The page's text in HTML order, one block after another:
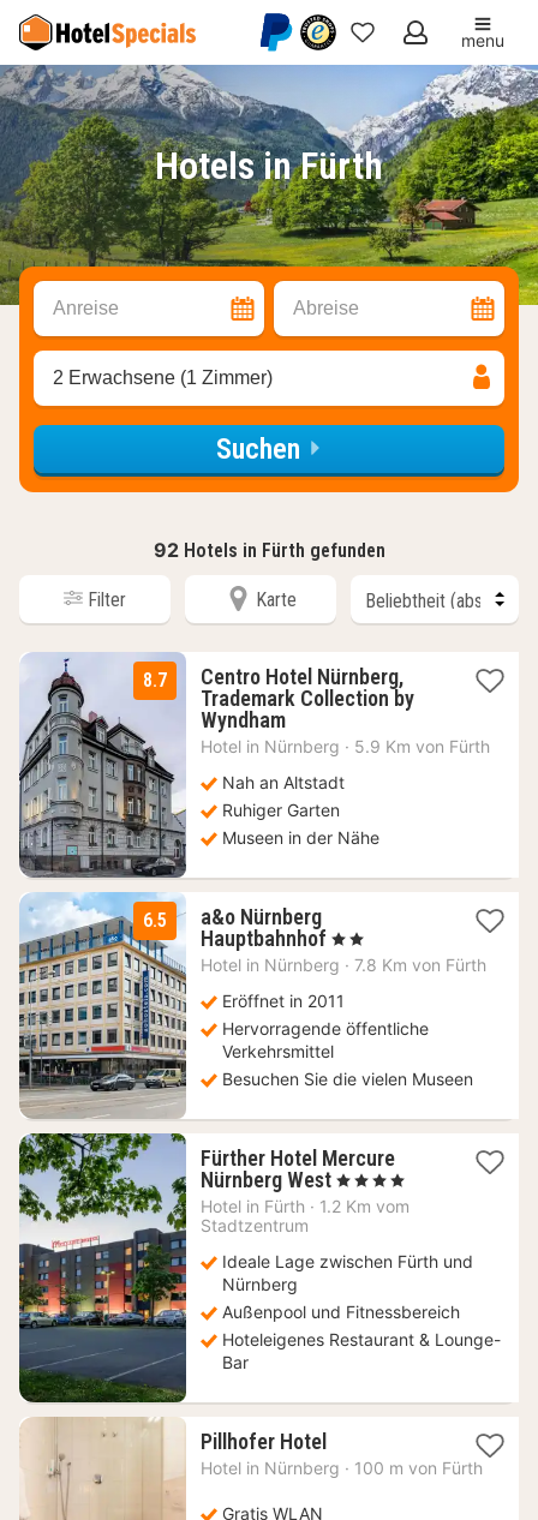
Meine
Favoriten
menu
Hotels in Fürth
Anreise Abreise
2 Erwachsene (1 Zimmer)
Suchen
92 Hotels in Fürth gefunden
Filter Karte
8.7
Centro Hotel Nürnberg,
Trademark Collection by
Wyndham1
Nacht
58,88
€
Hotel in Nürnberg · 5.9 Km von Fürth
Nah an Altstadt
Ruhiger Garten
Museen in der Nähe
6.5
a&o Nürnberg
Hauptbahnhof 2
Nächte
ab
82,09
€
, 2 Sterne
Hotel in Nürnberg · 7.8 Km von Fürth
Eröffnet in 2011
Hervorragende öffentliche
Verkehrsmittel
Besuchen Sie die vielen Museen
Fürther Hotel Mercure
Nürnberg West 1
Nacht
€
, 4 Sterne
Hotel in Fürth · 1.2 Km vom
Stadtzentrum
Ideale Lage zwischen Fürth und
Nürnberg
Außenpool und Fitnessbereich
Hoteleigenes Restaurant & Lounge-
Bar
Pillhofer Hotel1
Nacht
ab
Hotel in Nürnberg · 100 m von Fürth
Gratis WLAN